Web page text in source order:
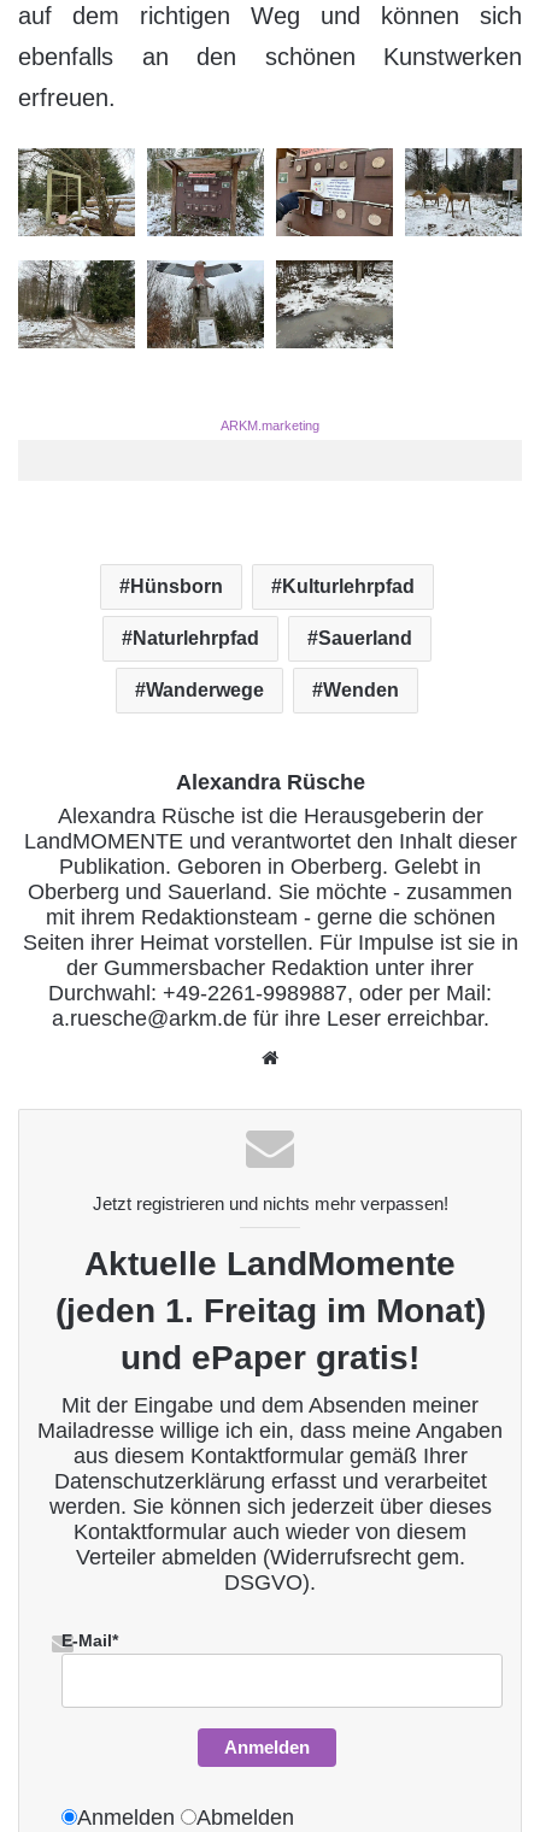
auf dem richtigen Weg und können sich
ebenfalls an den schönen Kunstwerken
erfreuen.
ARKM.marketing
Hünsborn Kulturlehrpfad
Naturlehrpfad Sauerland
Wanderwege Wenden
Alexandra Rüsche
Alexandra Rüsche ist die Herausgeberin der
LandMOMENTE und verantwortet den Inhalt dieser
Publikation. Geboren in Oberberg. Gelebt in
Oberberg und Sauerland. Sie möchte - zusammen
mit ihrem Redaktionsteam - gerne die schönen
Seiten ihrer Heimat vorstellen. Für Impulse ist sie in
der Gummersbacher Redaktion unter ihrer
Durchwahl: +49-2261-9989887, oder per Mail:
a.ruesche@arkm.de für ihre Leser erreichbar.
ite
Jetzt registrieren und nichts mehr verpassen!
Aktuelle LandMomente
(jeden 1. Freitag im Monat)
und ePaper gratis!
Mit der Eingabe und dem Absenden meiner
Mailadresse willige ich ein, dass meine Angaben
aus diesem Kontaktformular gemäß Ihrer
Datenschutzerklärung erfasst und verarbeitet
werden. Sie können sich jederzeit über dieses
Kontaktformular auch wieder von diesem
Verteiler abmelden (Widerrufsrecht gem.
DSGVO).
E-Mail*
Anmelden
Anmelden Abmelden